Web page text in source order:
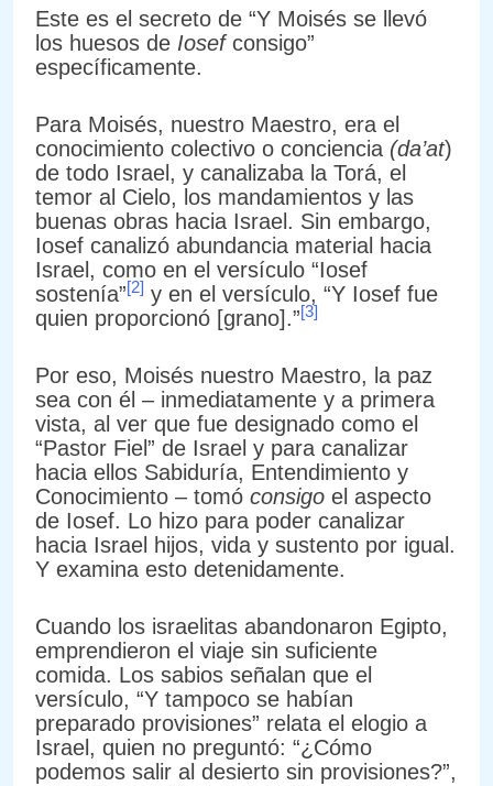
Este es el secreto de “Y Moisés se llevó
los huesos de Iosefconsigo”
específicamente.
Para Moisés, nuestro Maestro, era el
conocimiento colectivo o conciencia (da’at)
de todo Israel, y canalizaba la Torá, el
temor al Cielo, los mandamientos y las
buenas obras hacia Israel. Sin embargo,
Iosef canalizó abundancia material hacia
Israel, como en el versículo “Iosef
sostenía”[2] y en el versículo, “Y Iosef fue
quien proporcionó [grano].”[3]
Por eso, Moisés nuestro Maestro, la paz
sea con él – inmediatamente y a primera
vista, al ver que fue designado como el
“Pastor Fiel” de Israel y para canalizar
hacia ellos Sabiduría, Entendimiento y
Conocimiento – tomó consigo el aspecto
de Iosef. Lo hizo para poder canalizar
hacia Israel hijos, vida y sustento por igual.
Y examina esto detenidamente.
Cuando los israelitas abandonaron Egipto,
emprendieron el viaje sin suficiente
comida. Los sabios señalan que el
versículo, “Y tampoco se habían
preparado provisiones” relata el elogio a
Israel, quien no preguntó: “¿Cómo
podemos salir al desierto sin provisiones?”,